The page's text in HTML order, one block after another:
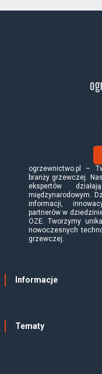
ogrzewnictwo.pl –
branży grzewczej.
ekspertów
międzynarodowym.
informacji,
partnerów w
OZE. Tworzymy
nowoczesnych
grzewczej.
Informacje
Tematy